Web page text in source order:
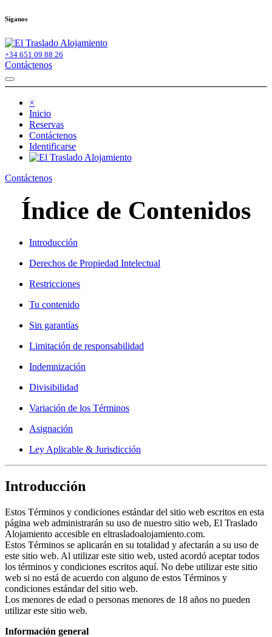
Síganos
+34 651 09 88 26
Contáctenos
×
Inicio
Reservas
Contáctenos
Identificarse
Contáctenos
Índice de Contenidos
Introducción
Derechos de Propiedad Intelectual
Restricciones
Tu contenido
Sin garantías
Limitación de responsabilidad
Indemnización
Divisibilidad
Variación de los Términos
Asignación
Ley Aplicable & Jurisdicción
Introducción
Estos Términos y condiciones estándar del sitio web escritos en esta
página web administrarán su uso de nuestro sitio web, El Traslado
Alojamiento accesible en eltrasladoalojamiento.com.
Estos Términos se aplicarán en su totalidad y afectarán a su uso de
este sitio web. Al utilizar este sitio web, usted acordó aceptar todos
los términos y condiciones escritos aquí. No debe utilizar este sitio
web si no está de acuerdo con alguno de estos Términos y
condiciones estándar del sitio web.
Los menores de edad o personas menores de 18 años no pueden
utilizar este sitio web.
Información general